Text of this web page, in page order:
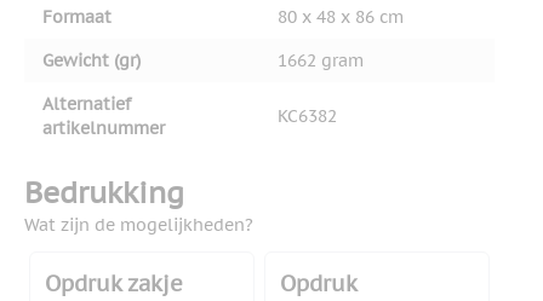
Formaat
80 x 48 x 86 cm
Gewicht (gr)
1662 gram
Alternatief
artikelnummer
KC6382
Bedrukking
Wat zijn de mogelijkheden?
Opdruk zakje
Opdruk